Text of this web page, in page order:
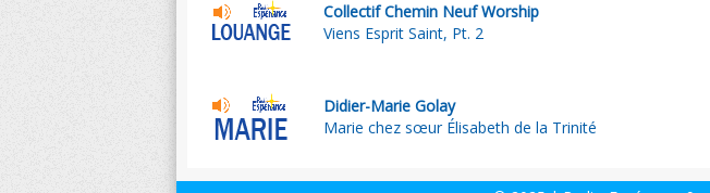
Collectif Chemin Neuf Worship
Viens Esprit Saint, Pt. 2
Didier-Marie Golay
Marie chez sœur Élisabeth de la Trinité